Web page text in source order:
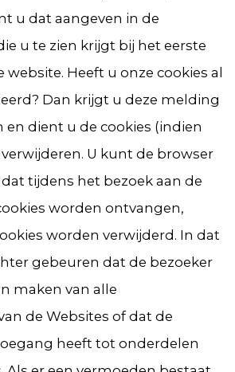
u dat aangeven in de
u te zien krijgt bij het eerste
website. Heeft u onze cookies al
Dan krijgt u deze melding
en dient u de cookies (indien
U kunt de browser
tijdens het bezoek aan de
worden ontvangen,
worden verwijderd. In dat
gebeuren dat de bezoeker
maken van alle
de Websites of dat de
heeft tot onderdelen